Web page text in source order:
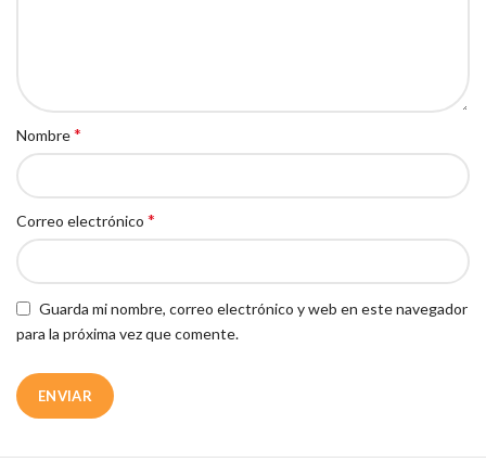
Nombre*
Correo electrónico *
Guarda mi nombre, correo electrónico y web en este navegador
para la próxima vez que comente.